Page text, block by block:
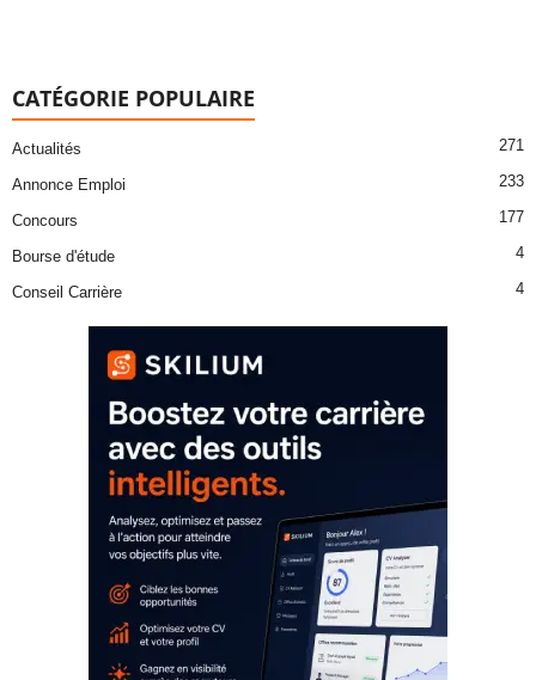
CATÉGORIE POPULAIRE
Actualités 271
Annonce Emploi 233
Concours 177
Bourse d'étude 4
Conseil Carrière 4